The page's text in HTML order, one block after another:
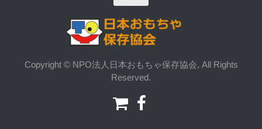
メンバー募集
レンタル案内
Copyright © NPO法人日本おもちゃ保存協会, All Rights
Reserved.